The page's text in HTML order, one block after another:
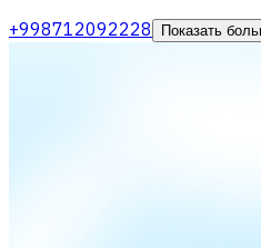
+998712092228 Показать